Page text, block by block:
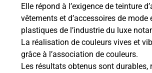
Elle répond à l’exigence de teinture
vêtements et d’accessoires de mode
plastiques de l’industrie du luxe
La réalisation de couleurs vives et
grâce à l’association de couleurs.
Les résultats obtenus sont durables,